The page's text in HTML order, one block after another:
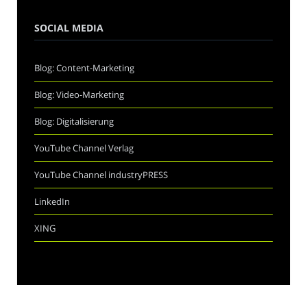
SOCIAL MEDIA
Blog: Content-Marketing
Blog: Video-Marketing
Blog: Digitalisierung
YouTube Channel Verlag
YouTube Channel industryPRESS
LinkedIn
XING